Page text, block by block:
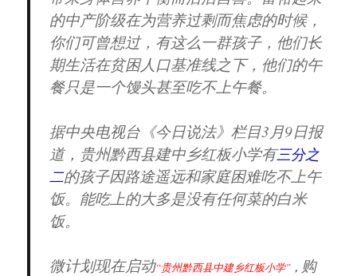
的中产阶级在为营养过剩而焦虑的时候，
你们可曾想过，有这么一群孩子，他们长
期生活在贫困人口基准线之下，他们的午
餐只是一个馒头甚至吃不上午餐。
据中央电视台《今日说法》栏目3月9日报
道，贵州黔西县建中乡红板小学有三分之
二的孩子因路途遥远和家庭困难吃不上午
饭。能吃上的大多是没有任何菜的白米
饭。
微计划现在启动“贵州黔西县中建乡红板小学” ， 购